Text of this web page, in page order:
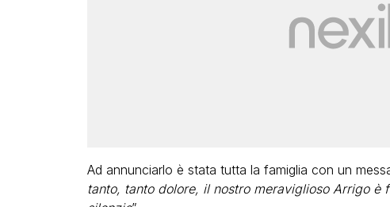
Ad annunciarlo è stata tutta la famiglia con un
tanto, tanto dolore, il nostro meraviglioso Arrigo è